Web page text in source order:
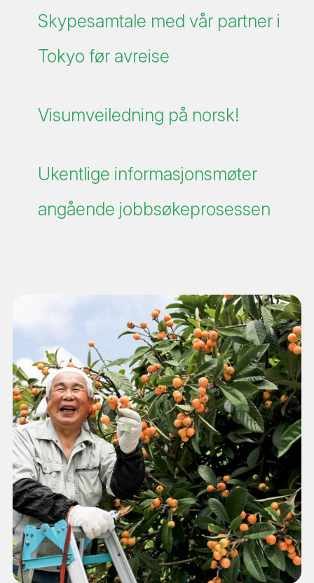
hvor du starter med 4 uker japansk, sånn at du
どういたしまして - you're welcome. Vi hjelper deg
matretter (matcha er en storfavoritt, i både te og
spektakulær natur. I Japan er det for eksempel
kommer til å lære at japanere verdsetter alt som
er søtt. Japan er like vakkert året rundt, med sine
nydelige kirsebærblomster om våren, kritthvite
sandstrender om sommeren, løvfall og milde
temperaturer om høsten og snødyner og
fantastiske skimuligheter om vinteren. Det er vel
egentlig ikke så mye å lure på?
Hvem kan delta?
Mellom 18 og 30 år
Norsk statsborger
Du kan ikke ha forsørgeransvar
God vandel
Å kunne litt japansk er en fordel (høyere
Skypesamtale med vår partner i
Tokyo før avreise
Visumveiledning på norsk!
Ukentlige informasjonsmøter
angående jobbsøkeprosessen